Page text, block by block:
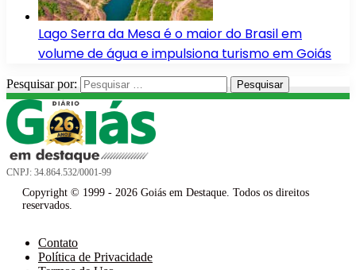
Lago Serra da Mesa é o maior do Brasil em
volume de água e impulsiona turismo em Goiás
Pesquisar por:
CNPJ: 34.864.532/0001-99
Copyright © 1999 - 2026 Goiás em Destaque. Todos os direitos
reservados.
Contato
Política de Privacidade